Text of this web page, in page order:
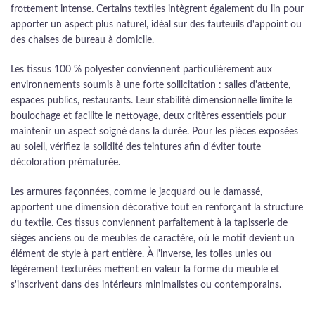
frottement intense. Certains textiles intègrent également du lin pour
apporter un aspect plus naturel, idéal sur des fauteuils d'appoint ou
des chaises de bureau à domicile.
Les tissus 100 % polyester conviennent particulièrement aux
environnements soumis à une forte sollicitation : salles d'attente,
espaces publics, restaurants. Leur stabilité dimensionnelle limite le
boulochage et facilite le nettoyage, deux critères essentiels pour
maintenir un aspect soigné dans la durée. Pour les pièces exposées
au soleil, vérifiez la solidité des teintures afin d'éviter toute
décoloration prématurée.
Les armures façonnées, comme le jacquard ou le damassé,
apportent une dimension décorative tout en renforçant la structure
du textile. Ces tissus conviennent parfaitement à la tapisserie de
sièges anciens ou de meubles de caractère, où le motif devient un
élément de style à part entière. À l'inverse, les toiles unies ou
légèrement texturées mettent en valeur la forme du meuble et
s'inscrivent dans des intérieurs minimalistes ou contemporains.